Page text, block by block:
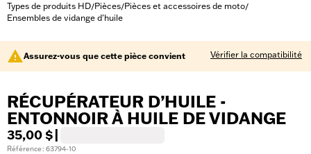
Types de produits HD/Pièces/Pièces et accessoires de moto/
Ensembles de vidange d'huile
Assurez-vous que cette pièce convient Vérifier la compatibilité
RÉCUPÉRATEUR D’HUILE -
ENTONNOIR À HUILE DE VIDANGE
35,00 $
Référence : 63794-10